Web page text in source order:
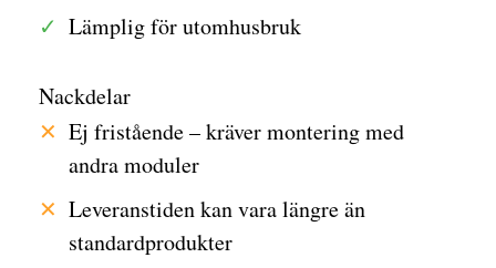
Lämplig för utomhusbruk
Nackdelar
Ej fristående – kräver montering med
andra moduler
Leveranstiden kan vara längre än
standardprodukter